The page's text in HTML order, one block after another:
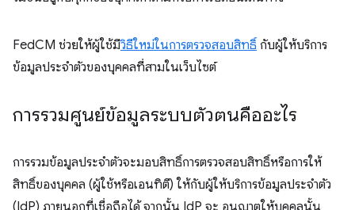
FedCM ช่วยให้ผู้ใช้มีวิธีใหม่ในการตรวจสอบสิทธิ์ กับผู้ให้บริการ
ข้อมูลประจำตัวของบุคคลที่สามในเว็บไซต์
การรวมศูนย์ข้อมูลระบบตัวตนคืออะไร
การรวมข้อมูลประจำตัวจะมอบสิทธิ์การตรวจสอบสิทธิ์หรือการให้
สิทธิ์ของบุคคล (ผู้ใช้หรือเอนทิตี) ให้กับผู้ให้บริการข้อมูลประจำตัว
(IdP) ภายนอกที่เชื่อถือได้ จากนั้น IdP จะ อนุญาตให้บุคคลนั้น